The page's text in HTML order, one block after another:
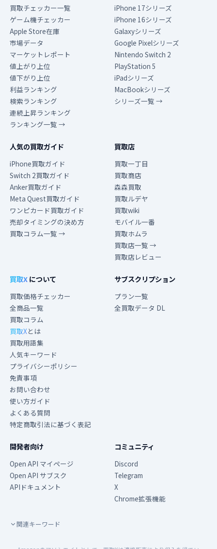
買取チェッカー一覧
ゲーム機チェッカー
Apple Store在庫
市場データ
マーケットレポート
値上がり上位
値下がり上位
利益ランキング
検索ランキング
連続上昇ランキング
ランキング一覧 →
iPhone 17シリーズ
iPhone 16シリーズ
Galaxyシリーズ
Google Pixelシリーズ
Nintendo Switch 2
PlayStation 5
iPadシリーズ
MacBookシリーズ
シリーズ一覧 →
人気の買取ガイド
iPhone買取ガイド
Switch 2買取ガイド
Anker買取ガイド
Meta Quest買取ガイド
ワンピカード買取ガイド
売却タイミングの決め方
買取コラム一覧 →
買取店
買取一丁目
買取商店
森森買取
買取ルデヤ
買取wiki
モバイル一番
買取ホムラ
買取店一覧 →
買取店レビュー
買取Xについて
買取価格チェッカー
全商品一覧
買取コラム
買取Xとは
買取用語集
人気キーワード
プライバシーポリシー
免責事項
お問い合わせ
使い方ガイド
よくある質問
特定商取引法に基づく表記
サブスクリプション
プラン一覧
全買取データ DL
開発者向け
Open API マイページ
Open API サブスク
APIドキュメント
コミュニティ
Discord
Telegram
X
Chrome拡張機能
関連キーワード